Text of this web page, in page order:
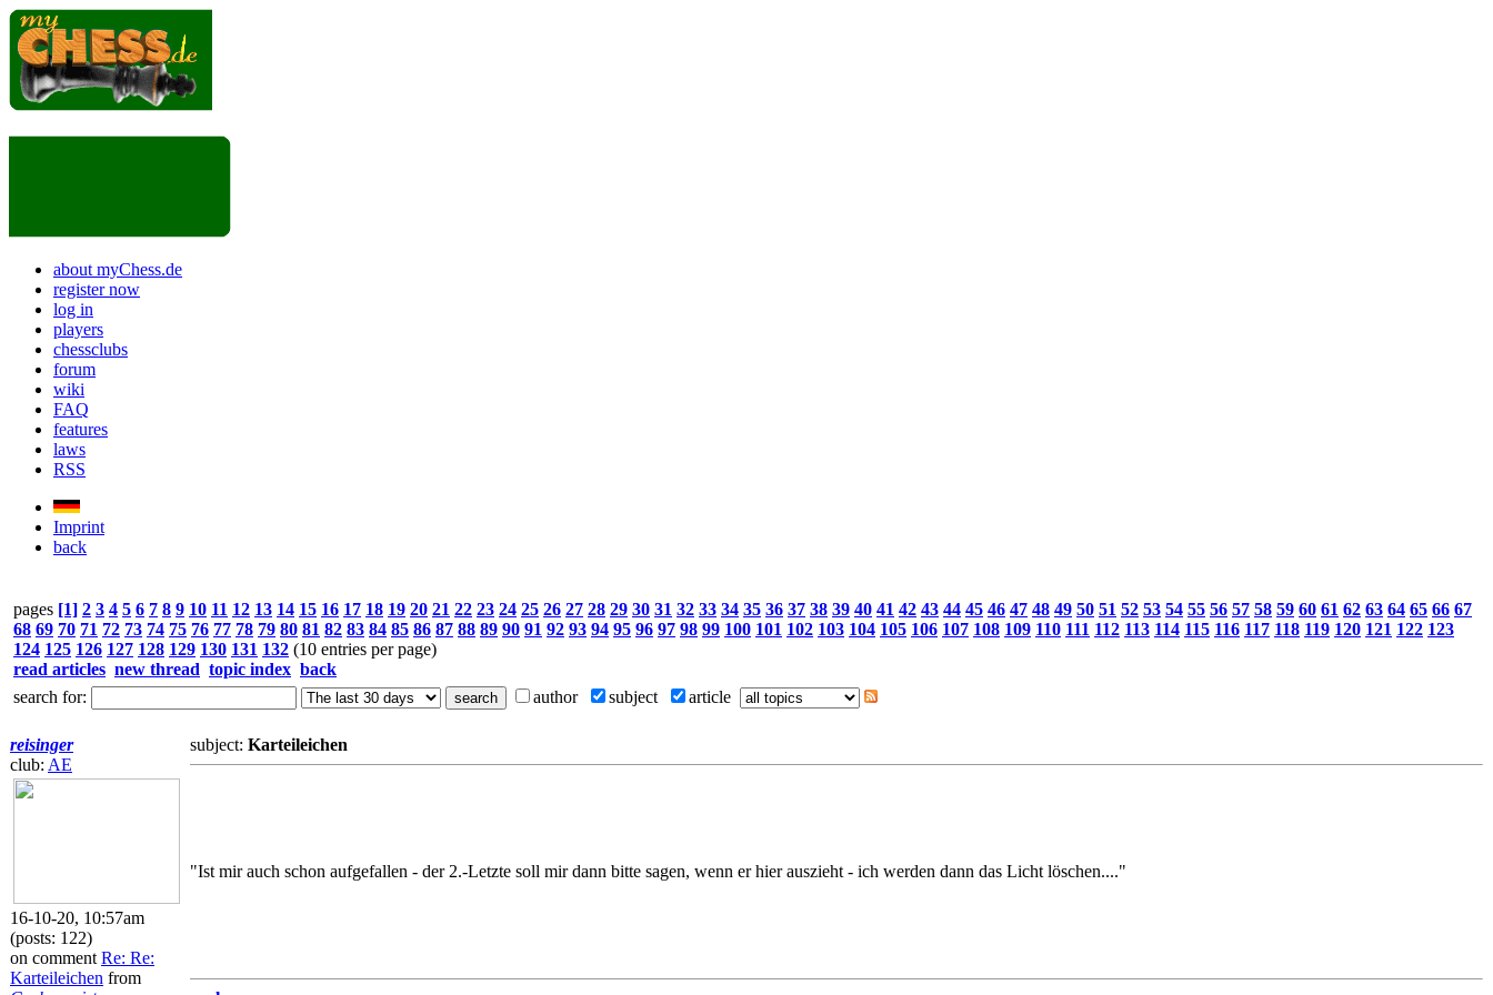
about myChess.de
register now
log in
players
chessclubs
forum
wiki
FAQ
features
laws
RSS
Imprint
back
pages [1] 2 3 4 5 6 7 8 9 10 11 12 13 14 15 16 17 18 19 20 21 22 23 24 25 26 27 28 29 30 31 32 33 34 35 36 37 38 39 40 41 42 43 44 45 46 47 48 49 50 51 52 53 54 55 56 57 58 59 60 61 62 63 64 65 66 67
68 69 70 71 72 73 74 75 76 77 78 79 80 81 82 83 84 85 86 87 88 89 90 91 92 93 94 95 96 97 98 99 100 101 102 103 104 105 106 107 108 109 110 111 112 113 114 115 116 117 118 119 120 121 122 123
124 125 126 127 128 129 130 131 132 (10 entries per page)
read articles new thread topic index back
search for:
author subject article
reisinger
club: AE
16-10-20, 10:57am
(posts: 122)
on comment Re: Re:
Karteileichen from
subject: Karteileichen
"Ist mir auch schon aufgefallen - der 2.-Letzte soll mir dann bitte sagen, wenn er hier auszieht - ich werden dann das Licht löschen...."